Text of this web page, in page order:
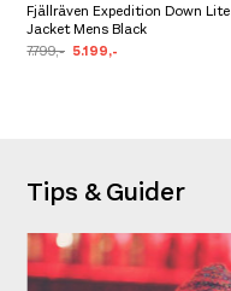
Fjällräven Expedition Down Lite
Jacket Mens Black
7.799,- 5.199,-
Tips & Guider